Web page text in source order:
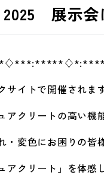
展示会
トで開催されます
クリートの高い機
変色にお困りの皆様
クリート」を体感し